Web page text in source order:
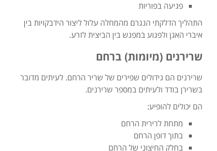
פגיעה בפוריות
התהליך הדלקתי הנגרם מהמחלה עלול ליצור הידבקויות בין
איברי האגן ולפגוע במפגש בין הביצית לזרע.
שרירנים (מיומות) ברחם
שרירנים הם גידולים שפירים של שריר הרחם. לעיתים מדובר
בשרירן בודד ולעיתים במספר שרירנים.
הם יכולים להופיע:
מתחת לרירית הרחם
בתוך דופן הרחם
בחלק החיצוני של הרחם